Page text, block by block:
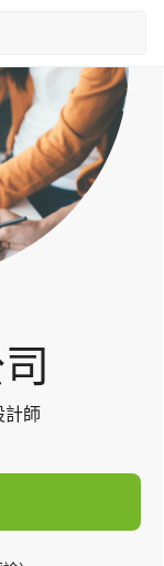
計師